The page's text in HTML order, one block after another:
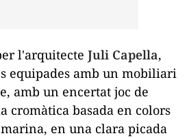
l'arquitecte Juli Capella,
equipades amb un mobiliari
amb un encertat joc de
cromàtica basada en colors
en una clara picada